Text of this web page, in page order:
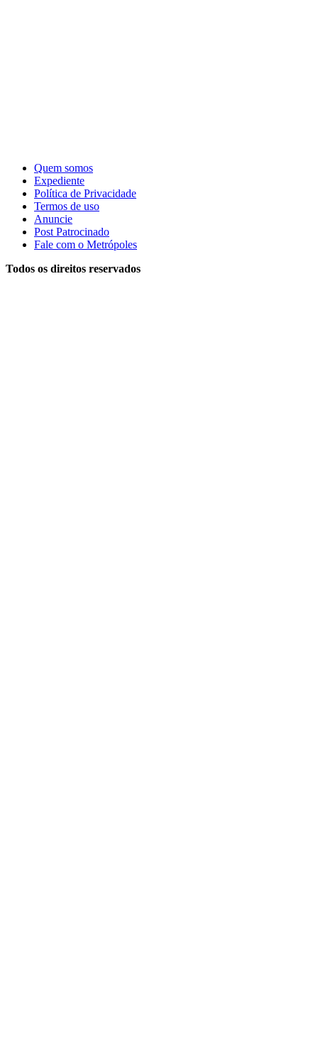
Quem somos
Expediente
Política de Privacidade
Termos de uso
Anuncie
Post Patrocinado
Fale com o Metrópoles
Todos os direitos reservados